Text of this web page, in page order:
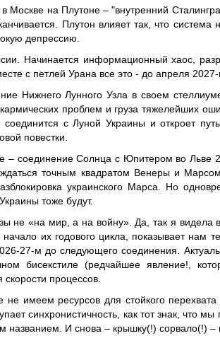
на Плутоне – "внутренний
Плутон влияет так, что система
депрессию.
Начинается информационный хаос,
с петлей Урана все это - до апреля 2027-
Нижнего Лунного Узла в своем
проблем и груза тяжелейших
с Луной Украины и откроет
повестки.
– соединение Солнца с Юпитером во Льве
точным квадратом Венеры и
украинского Марса. Но
тоже будут.
не «на мир, а на войну». Да, так я видела
их годового цикла, показывает нам
27-м до следующего соединения.
бисекстиле (редчайшее явление!,
процессов.
имеем ресурсов для стойкого
синхронистичность, как тот знак, что
названием. И снова – крышку(!) сорвало(!) –